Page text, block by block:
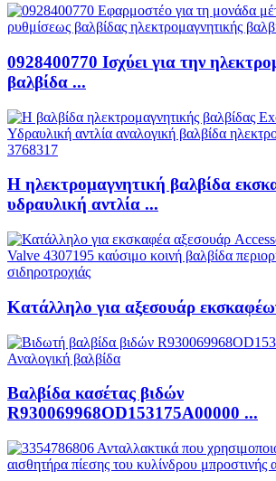
0928400770 Ισχύει για την
βαλβίδα ...
Η ηλεκτρομαγνητική βαλβίδα
υδραυλική αντλία ...
Κατάλληλο για αξεσουάρ
Βαλβίδα κασέτας βιδών
R930069968OD153175A00000 ...